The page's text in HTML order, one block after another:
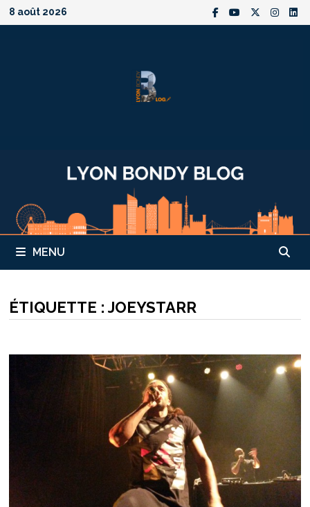
Passer
au
8 août 2026
MENU
ÉTIQUETTE : JOEYSTARR